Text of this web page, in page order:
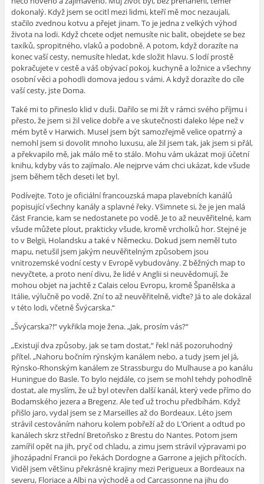
dokonalý. Když jsem se ocitl mezi lidmi, kteří mě moc nezaujali,
stačilo zvednou kotvu a přejet jinam. To je jedna z velkých výhod
života na lodi. Když chcete odjet nemusíte nic balit, obejdete se bez
taxíků, spropitného, vlaků a podobně. A potom, když dorazíte na
konec vaší cesty, nemusíte hledat, kde složit hlavu. S lodí prostě
pokračujete v cestě a váš obývací pokoj, kuchyně a ložnice a všechny
osobní věci a pohodli domova jedou s vámi. A když dorazíte do cíle
vaší cesty, jste Doma.
Také mi to přineslo klid v duši. Dařilo se mi žít v rámci svého příjmu i
přesto, že jsem si žil velice dobře a ve skutečnosti daleko lépe než v
mém bytě v Harwich. Musel jsem být samozřejmě velice opatrný a
nemohl jsem si dovolit mnoho luxusu, ale žil jsem tak, jak jsem si přál,
a překvapilo mě, jak málo mě to stálo. Mohu vám ukázat moji účetní
knihu, kdyby vás to zajímalo. Ale nejprve vám chci ukázat, kde všude
jsem během těch deseti let byl.
Podívejte. Toto je oficiální francouzská mapa plavebních kanálů
popisující všechny kanály a splavné řeky. Všimnete si, že je jen malá
část Francie, kam se nedostanete po vodě. Je to až neuvěřitelné, kam
všude můžete plout, prakticky všude, kromě vrcholků hor. Stejné je
to v Belgii, Holandsku a také v Německu. Dokud jsem neměl tuto
mapu, netušil jsem jakým neuvěřitelným způsobem jsou
vnitrozemské vodní cesty v Evropě vybudovány. Z běžných map to
nevyčtete, a proto není divu, že lidé v Anglii si neuvědomují, že
mohou objet na jachtě z Calais celou Evropu, kromě Španělska a
Itálie, výlučně po vodě. Zní to až neuvěřitelně, viďte? Já to ale dokázal
v této lodi, včetně Švýcarska.“
„Švýcarska?!“ vykřikla moje žena. „Jak, prosím vás?“
„Existují dva způsoby, jak se tam dostat,“ řekl náš pozoruhodný
přítel. „Nahoru bočním rýnským kanálem nebo, a tudy jsem jel já,
Rýnsko-Rhonským kanálem ze Strassburgu do Mulhause a po kanálu
Huningue do Basle. To bylo nejdále, co jsem se mohl tehdy pohodlně
dostat, ale myslím, že už byl otevřen další kanál, který vede přímo do
Bodamského jezera a Bregenz. Ale teď už trochu předbíhám. Když
přišlo jaro, vydal jsem se z Marseilles až do Bordeaux. Léto jsem
strávil cestováním nahoru kolem pobřeží až do L’Orient a odtud po
kanálech skrz střední Bretoňsko z Brestu do Nantes. Potom jsem
zamířil opět na jih, pryč od chladu, a zimu jsem strávil výpravami po
jihozápadní Francii po řekách Dordogne a Garrone a jejich přítocích.
Viděl jsem většinu překrásné krajiny mezi Perigueux a Bordeaux na
severu, Floriace a Albi na východě a od Carcassonne na jihu do